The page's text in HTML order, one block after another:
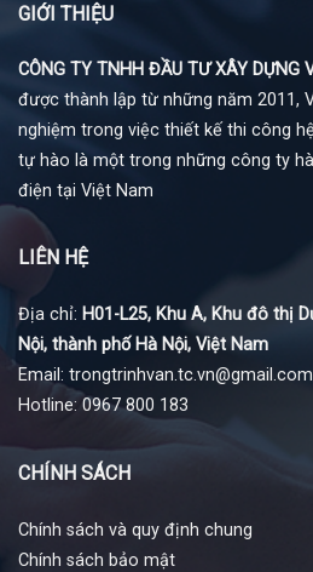
GIỚI THIỆU
CÔNG TY TNHH ĐẦU TƯ XÂY DỰNG
được thành lập từ những năm 2011,
nghiệm trong việc thiết kế thi công
tự hào là một trong những công ty
điện tại Việt Nam
LIÊN HỆ
Địa chỉ: H01-L25, Khu A, Khu đô thị
Nội, thành phố Hà Nội, Việt Nam
Email: trongtrinhvan.tc.vn@gmail.com
Hotline: 0967 800 183
CHÍNH SÁCH
Chính sách và quy định chung
Chính sách bảo mật